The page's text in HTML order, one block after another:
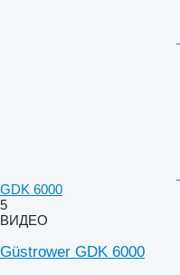
GDK 6000
5
ВИДЕО
Güstrower GDK 6000